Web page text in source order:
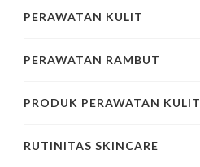
PERAWATAN KULIT
PERAWATAN RAMBUT
PRODUK PERAWATAN KULIT
RUTINITAS SKINCARE